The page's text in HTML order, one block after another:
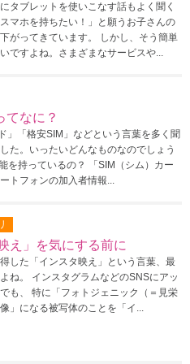
タブレットを使いこなす話もよく聞く
マホを持ちたい！」と願うお子さんの
がってきています。 しかし、そう簡単
ですよね。さまざまなサービスや...
てなに？
」「格安SIM」などという言葉を多く聞
た。いったいどんなものなのでしょう
を持っているの？ 「SIM（シム）カー
トフォンの加入者情報...
え」を気にする前に
した「インスタ映え」という言葉、最
ね。 インスタグラムなどのSNSにアッ
も、 特に「フォトジェニック（＝見栄
」になる被写体のことを「イ...